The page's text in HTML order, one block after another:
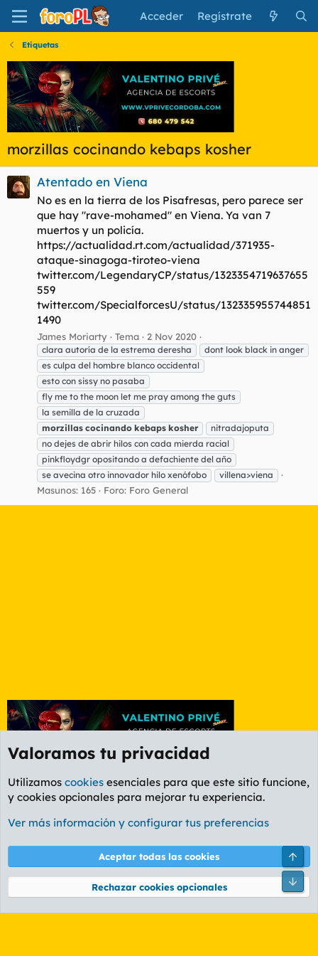
Acceder Regístrate
Etiquetas
morzillas cocinando kebaps kosher
Atentado en Viena
No es en la tierra de los Pisafresas, pero parece ser
que hay "rave-mohamed" en Viena. Ya van 7
muertos y un policía.
https://actualidad.rt.com/actualidad/371935-
ataque-sinagoga-tiroteo-viena
twitter.com/LegendaryCP/status/1323354719637655
559
twitter.com/SpecialforcesU/status/132335955744851
1490
James Moriarty Tema 2 Nov 2020
clara autoría de la estrema deresha
dont look black in anger
es culpa del hombre blanco occidental
esto con sissy no pasaba
fly me to the moon let me pray among the guts
la semilla de la cruzada
morzillas cocinando kebaps kosher
nitradajoputa
no dejes de abrir hilos con cada mierda racial
pinkfloydgr opositando a defachiente del año
se avecina otro innovador hilo xenófobo
villena>viena
Masunos: 165 Foro: Foro General
Etiquetas
Cookies
PL OLDSTYLE AMARILLO
Términos y reglas Política de privacidad Ayuda
Community platform by XenForo® © 2010-2026 XenForo Ltd.
Valoramos tu privacidad
Utilizamos cookies esenciales para que este sitio funcione,
y cookies opcionales para mejorar tu experiencia.
Ver más información y configurar tus preferencias
Aceptar todas las cookies
Rechazar cookies opcionales
Pie